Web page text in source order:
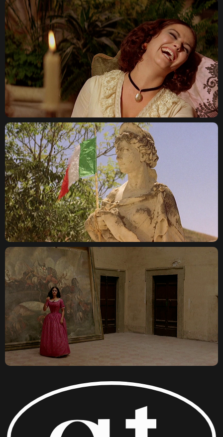
ИП ЛЕОНОВ ЛЕОНИД ДЕНИСОВИЧ
ОГРНИП 315784700216150
ИНН 780251283548
ПО ВОПРОСАМ СОТРУДНИЧЕСТВА И ПРОКАТА:
OUTCINEMA@YANDEX.RU
КОВЕНСКИЙ 14, САНКТ-
ПЕТЕРБУРГ
КОНФИДЕНЦИАЛЬНОСТЬ
ДОГОВОР ОФЕРТЫ
TELEGRAM
© OUT CINEMA 2026